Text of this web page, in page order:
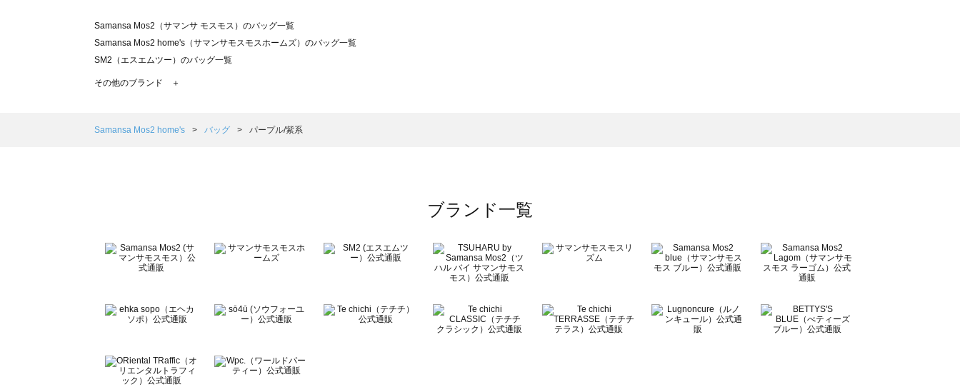
Samansa Mos2（サマンサ モスモス）のバッグ一覧
Samansa Mos2 home's（サマンサモスモスホームズ）のバッグ一覧
SM2（エスエムツー）のバッグ一覧
TSUHARU by Samansa Mos2（ツハルバイサマンサモスモス）のバッグ一覧
Samansa Mos2 Lagom（サマンサモスモス ラーゴム）のバッグ一覧
BETTY'S BLUE（べティーズブルー）のバッグ一覧
Wpc.（ワールドパーティー）のバッグ一覧
その他のブランド ＋
Samansa Mos2 home's バッグ パープル/紫系
ブランド一覧